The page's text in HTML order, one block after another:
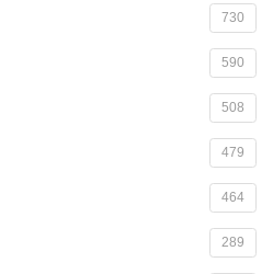
730
590
508
479
464
289